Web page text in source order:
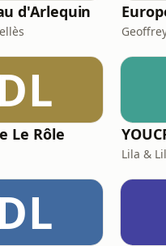
d'Arlequin
Le Rôle
Lila &